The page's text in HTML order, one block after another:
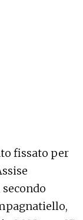
fissato per